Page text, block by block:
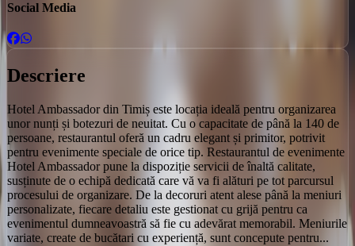
Social Media
Descriere
Hotel Ambassador din Timiș este locația ideală pentru organizarea
unor nunți și botezuri de neuitat. Cu o capacitate de până la 140 de
persoane, restaurantul oferă un cadru elegant și primitor, potrivit
pentru evenimente speciale de orice tip. Restaurantul de evenimente
Hotel Ambassador pune la dispoziție servicii de înaltă calitate,
susținute de o echipă dedicată care vă va fi alături pe tot parcursul
procesului de organizare. De la decoruri atent alese până la meniuri
personalizate, fiecare detaliu este gestionat cu grijă pentru ca
evenimentul dumneavoastră să fie cu adevărat memorabil. Meniurile
variate, create de bucătari cu experiență, sunt concepute pentru...